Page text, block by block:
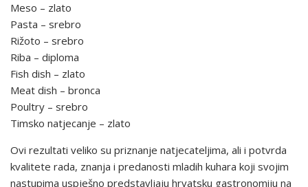
Meso – zlato
Pasta – srebro
Rižoto – srebro
Riba – diploma
Fish dish – zlato
Meat dish – bronca
Poultry – srebro
Timsko natjecanje – zlato
Ovi rezultati veliko su priznanje natjecateljima, ali i potvrda
kvalitete rada, znanja i predanosti mladih kuhara koji svojim
nastupima uspješno predstavljaju hrvatsku gastronomiju na